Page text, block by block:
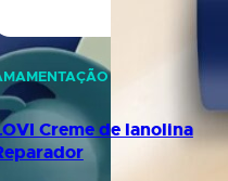
Creme de lanolina